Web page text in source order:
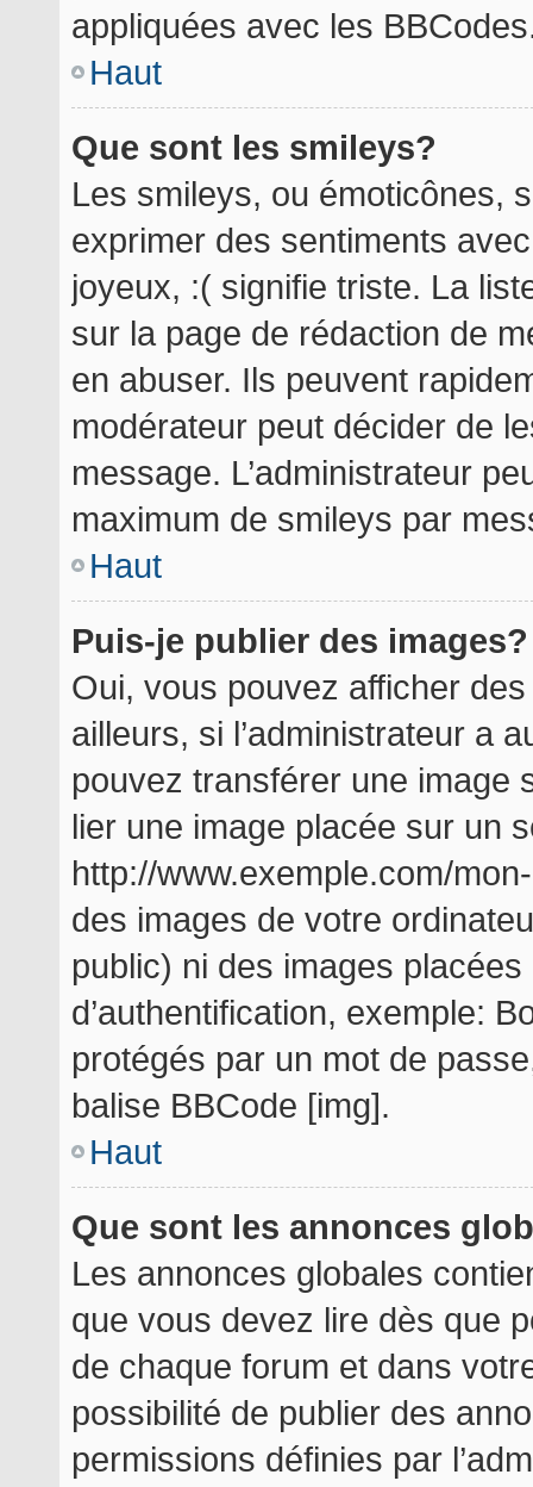
appliquées avec les
Haut
Que sont les smileys?
Les smileys, ou émoticônes,
exprimer des sentiments
joyeux, :( signifie triste. La
sur la page de rédaction de
en abuser. Ils peuvent
modérateur peut décider de
message. L’administrateur
maximum de smileys par
Haut
Puis-je publier des images?
Oui, vous pouvez afficher
ailleurs, si l’administrateur a
pouvez transférer une image
lier une image placée sur un
http://www.exemple.com/
des images de votre
public) ni des images
d’authentification, exemple:
protégés par un mot de
balise BBCode [img].
Haut
Que sont les annonces
Les annonces globales
que vous devez lire dès que
de chaque forum et dans
possibilité de publier des
permissions définies par